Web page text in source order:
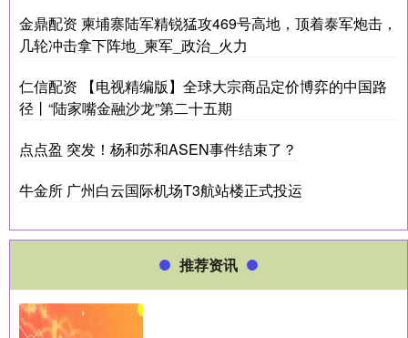
金鼎配资 柬埔寨陆军精锐猛攻469号高地，顶着泰军炮击，
几轮冲击拿下阵地_柬军_政治_火力
仁信配资 【电视精编版】全球大宗商品定价博弈的中国路
径丨“陆家嘴金融沙龙”第二十五期
点点盈 突发！杨和苏和ASEN事件结束了？
牛金所 广州白云国际机场T3航站楼正式投运
推荐资讯